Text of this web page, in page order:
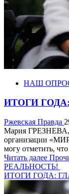
НАШ
ИТОГИ
Ржевская Правда
Мария ГРЕЗНЕВА,
организации
могу отметить,
Читать далее
РЕАЛЬНОСТЬ!
ИТОГИ ГОДА: